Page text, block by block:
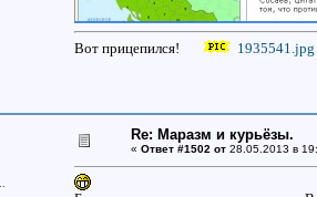
Вот прицепился! 1935541.jpg
Re: Маразм и курьёзы.
« Ответ #1502 от28.05.2013 в